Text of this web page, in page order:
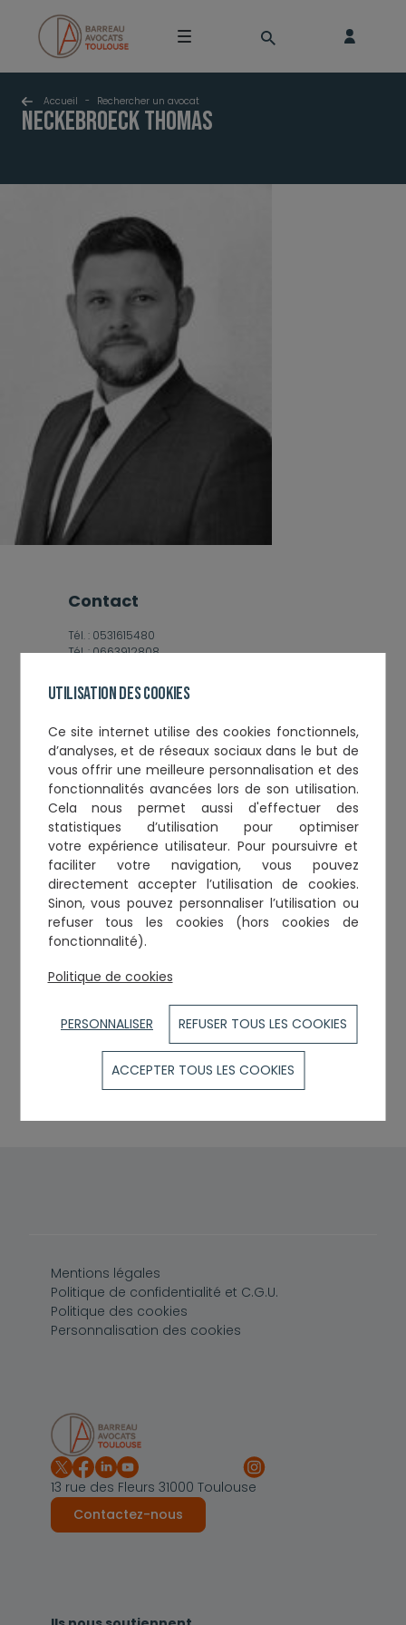
Utilisation des cookies
Ce site internet utilise des cookies fonctionnels,
d’analyses, et de réseaux sociauxdans le but de
vous offrir une meilleure personnalisation et des
fonctionnalités avancées lors de son utilisation.
Cela nous permet aussi d'effectuerdes
statistiques d’utilisationpour optimiser
votre expérience utilisateur. Pour poursuivre et
faciliter votre navigation, vous pouvez
directement accepter l’utilisation de cookies.
Sinon, vous pouvez personnaliser l’utilisation ou
refuser tous les cookies (hors cookies de
fonctionnalité).
Politique de cookies
PERSONNALISER REFUSER TOUS LES COOKIES
ACCEPTER TOUS LES COOKIES
Accueil - Rechercher un avocat
NECKEBROECK Thomas
contact
Tél. : 0531615480
Tél. :0663912808
Informations complémentaires
Année de Serment :2004
Toque : 174
Ancien Vice-Bâtonnier
Membre du Conseil de l'Ordre
Activités dominantes
Droit de la faillite et du surendettement
Droit des affaires
1, rue du Poids de l'Huile
TOULOUSE
0531615480
Courriel :cabinet@ctnavocat.fr
13 rue des Fleurs 31000 Toulouse
Contactez-nous
Pied de page
Mentions légales
Politique de confidentialité et C.G.U.
Politique des cookies
Personnalisation des cookies